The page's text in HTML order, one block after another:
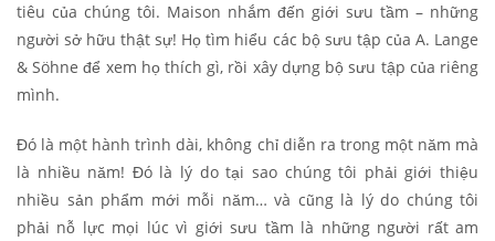
tiêu của chúng tôi. Maison nhắm đến giới sưu tầm – những
người sở hữu thật sự! Họ tìm hiểu các bộ sưu tập của A. Lange
& Söhne để xem họ thích gì, rồi xây dựng bộ sưu tập của riêng
mình.
Đó là một hành trình dài, không chỉ diễn ra trong một năm mà
là nhiều năm! Đó là lý do tại sao chúng tôi phải giới thiệu
nhiều sản phẩm mới mỗi năm… và cũng là lý do chúng tôi
phải nỗ lực mọi lúc vì giới sưu tầm là những người rất am